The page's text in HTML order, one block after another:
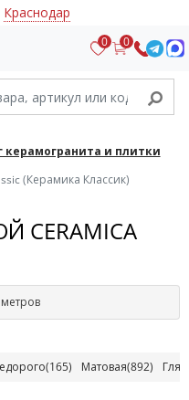
Краснодар
0 0
керамогранита и плитки
(Керамика Классик)
CERAMICA
(165) Матовая(892)